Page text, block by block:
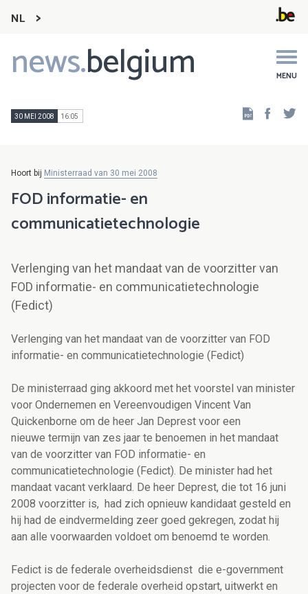
NL
news.belgium MENU
Main
navigation
30 MEI 2008 16:05
Hoort bij Ministerraad van 30 mei 2008
FOD informatie- en
communicatietechnologie
Verlenging van het mandaat van de voorzitter van
FOD informatie- en communicatietechnologie
(Fedict)
Verlenging van het mandaat van de voorzitter van FOD
informatie- en communicatietechnologie (Fedict)
De ministerraad ging akkoord met het voorstel van minister
voor Ondernemen en Vereenvoudigen Vincent Van
Quickenborne om de heer Jan Deprest voor een
nieuwe termijn van zes jaar te benoemen in het mandaat
van de voorzitter van FOD informatie- en
communicatietechnologie (Fedict). De minister had het
mandaat vacant verklaard. De heer Deprest, die tot 16 juni
2008 voorzitter is, had zich opnieuw kandidaat gesteld en
hij had de eindvermelding zeer goed gekregen, zodat hij
aan alle voorwaarden voldoet om benoemd te worden.
Fedict is de federale overheidsdienst die e-government
projecten voor de federale overheid opstart, uitwerkt en